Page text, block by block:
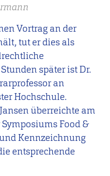
Vortrag an der
tut er dies als
später ist Dr.
an
Hochschule.
überreichte am
Food &
Kennzeichnung
entsprechende